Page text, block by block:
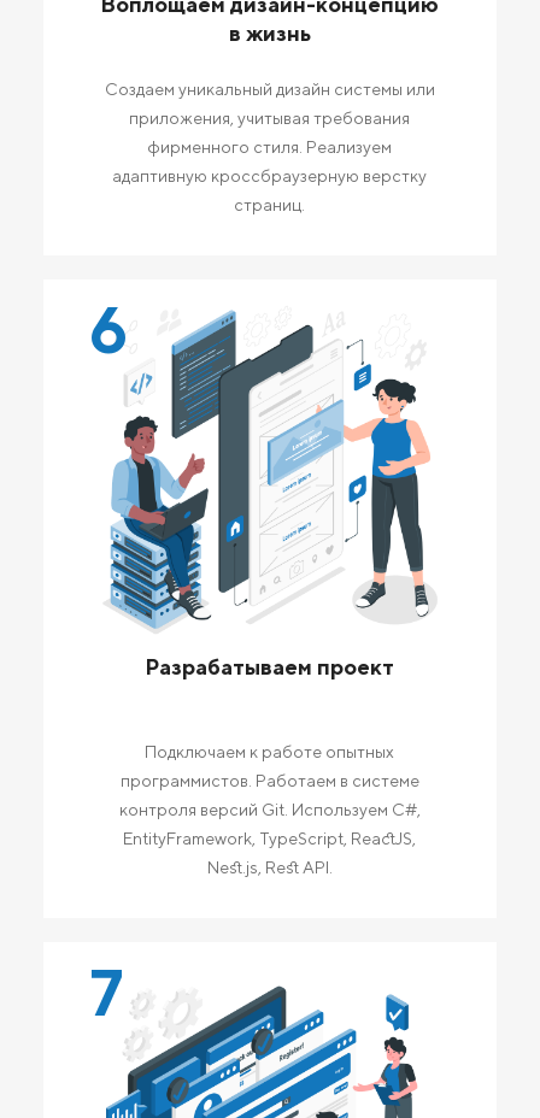
в жизнь
Создаем уникальный дизайн системы или
приложения, учитывая требования
фирменного стиля. Реализуем
адаптивную кроссбраузерную верстку
страниц.
6
Разрабатываем проект
Подключаем к работе опытных
программистов. Работаем в системе
контроля версий Git. Используем C#,
EntityFramework, TypeScript, ReactJS,
Nest.js, Rest API.
7